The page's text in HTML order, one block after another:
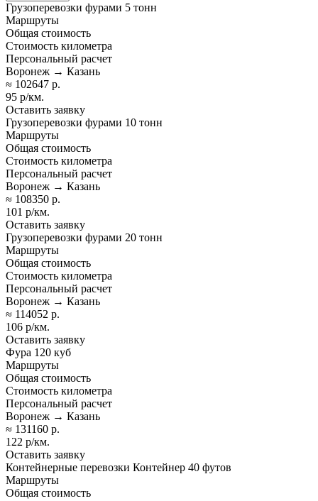
Грузоперевозки фурами 5 тонн
Маршруты
Общая стоимость
Стоимость километра
Персональный расчет
Воронеж → Казань
≈ 102647 р.
95 р/км.
Оставить заявку
Грузоперевозки фурами 10 тонн
Маршруты
Общая стоимость
Стоимость километра
Персональный расчет
Воронеж → Казань
≈ 108350 р.
101 р/км.
Оставить заявку
Грузоперевозки фурами 20 тонн
Маршруты
Общая стоимость
Стоимость километра
Персональный расчет
Воронеж → Казань
≈ 114052 р.
106 р/км.
Оставить заявку
Фура 120 куб
Маршруты
Общая стоимость
Стоимость километра
Персональный расчет
Воронеж → Казань
≈ 131160 р.
122 р/км.
Оставить заявку
Контейнерные перевозки Контейнер 40 футов
Маршруты
Общая стоимость